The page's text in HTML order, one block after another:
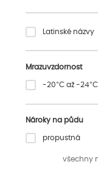
Latinské názvy
Mrazuvzdornost
-20°C až -24°C
Nároky na půdu
propustná
všechny